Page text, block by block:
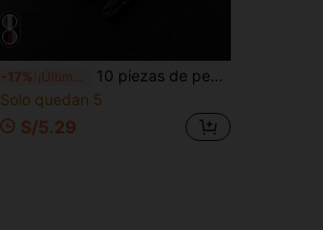
-17%
10 piezas de pegatinas de arte de uñas largas y puntiagudas, estilo punk oscuro misterioso con patrón 3D de serpiente blanca, degradado rojo, línea plateada, patrón de espina de pescado dulce y fresco, uñas postizas de cobertura completa, diseñadas para mujeres y niñas. El set incluye 1 pieza de pegamento de gel para uñas, 1 pieza de mini lima de uñas, el estilo de pegamento de gel se envía al azar
Solo quedan 5
S/5.29